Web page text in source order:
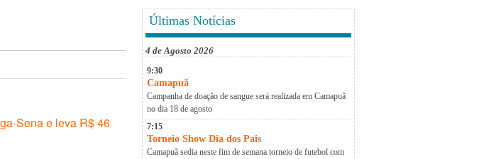
Últimas Notícias
4 de Agosto 2026
9:30
Camapuã
Campanha de doação de sangue será realizada em Camapuã
no dia 18 de agosto
7:15
Torneio Show Dia dos Pais
Camapuã sedia neste fim de semana torneio de futebol com
Sena e leva R$ 46